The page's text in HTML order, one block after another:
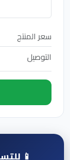
سعر المنتج
التوصيل
📱